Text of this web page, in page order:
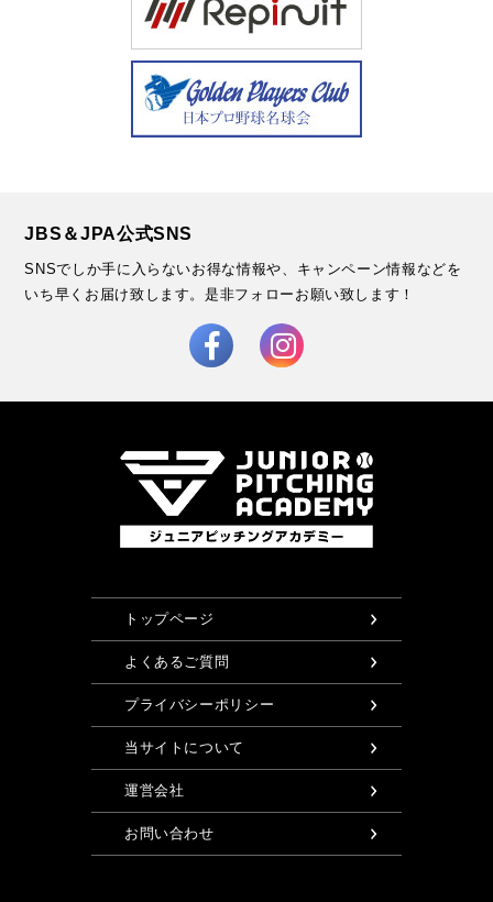
JBS＆JPA公式SNS
SNSでしか手に入らないお得な情報や、キャンペーン情報などを
いち早くお届け致します。是非フォローお願い致します！
トップページ
よくあるご質問
プライバシーポリシー
当サイトについて
運営会社
お問い合わせ